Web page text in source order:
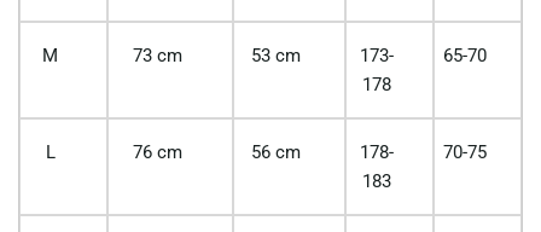
M 73 cm 53 cm
173-
178
65-70
L 76 cm 56 cm
178-
183
70-75